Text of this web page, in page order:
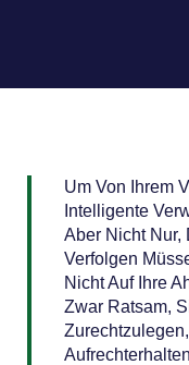
Um Von Ihrem
Intelligente
Aber Nicht Nur,
Verfolgen
Nicht Auf Ihre
Zwar Ratsam,